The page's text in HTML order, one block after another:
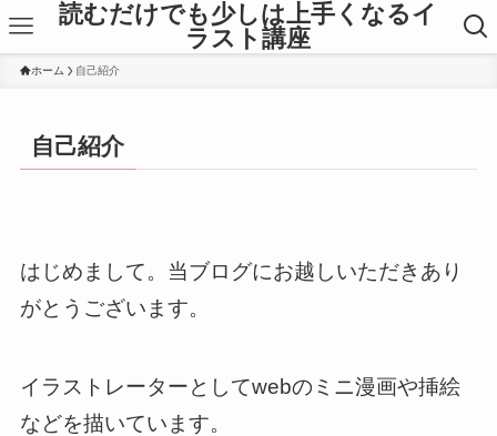
読むだけでも少しは上手くなるイ
ラスト講座
ホーム 自己紹介
自己紹介
はじめまして。当ブログにお越しいただきあり
がとうございます。
イラストレーターとしてwebのミニ漫画や挿絵
などを描いています。